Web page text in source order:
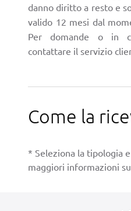
danno diritto a resto e
valido 12 mesi dal
Per domande o in
contattare il servizio
Come la
* Seleziona la tipologia
maggiori informazioni